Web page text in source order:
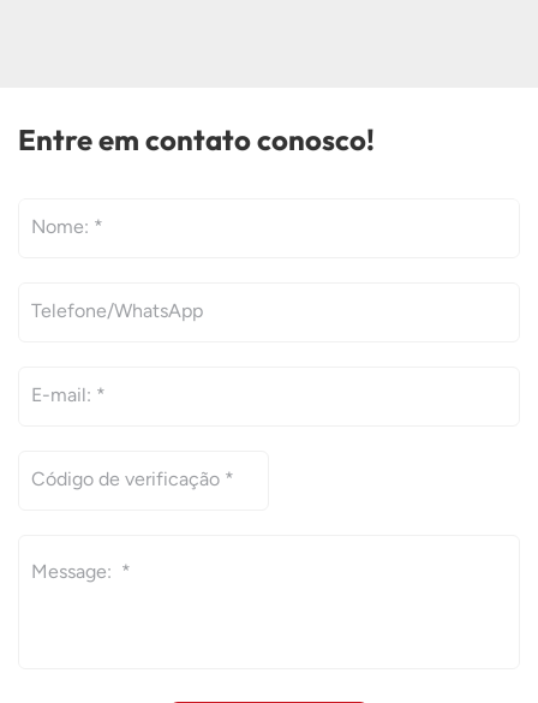
Entre em contato conosco!